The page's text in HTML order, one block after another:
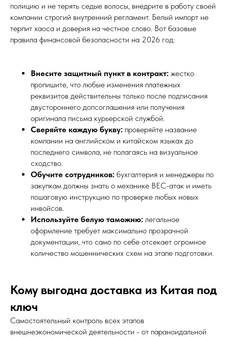
полицию и не терять седые волосы, внедрите в работу своей
компании строгий внутренний регламент. Белый импорт не
терпит хаоса и доверия на честное слово. Вот базовые
правила финансовой безопасности на 2026 год:
Внесите защитный пункт в контракт: жестко
пропишите, что любые изменения платежных
реквизитов действительны только после подписания
двустороннего допсоглашения или получения
оригинала письма курьерской службой.
Сверяйте каждую букву: проверяйте название
компании на английском и китайском языках до
последнего символа, не полагаясь на визуальное
сходство.
Обучите сотрудников: бухгалтерия и менеджеры по
закупкам должны знать о механике BEC-атак и иметь
пошаговую инструкцию по проверке любых новых
инвойсов.
Используйте белую таможню: легальное
оформление требует максимально прозрачной
документации, что само по себе отсекает огромное
количество мошеннических схем на этапе подготовки.
Кому выгодна доставка из Китая под
ключ
Самостоятельный контроль всех этапов
внешнеэкономической деятельности - от параноидальной